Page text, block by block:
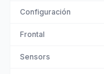
Configuración
Frontal
Sensors